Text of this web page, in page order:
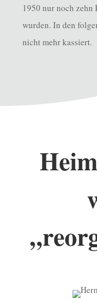
1950 nur noch zehn
wurden. In den
nicht mehr kassiert.